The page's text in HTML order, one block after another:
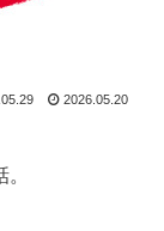
2026.05.20